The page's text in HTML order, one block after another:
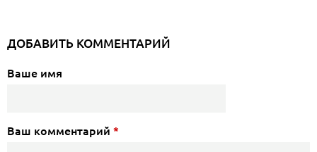
ДОБАВИТЬ КОММЕНТАРИЙ
Ваше имя
Ваш комментарий *